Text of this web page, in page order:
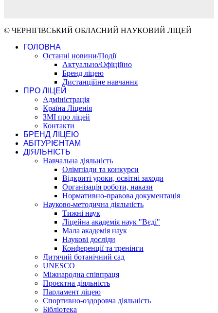
© ЧЕРНІГІВСЬКИЙ ОБЛАСНИЙ НАУКОВИЙ ЛІЦЕЙ
ГОЛОВНА
Останні новини/Події
Актуально/Офіційно
Бренд ліцею
Дистанційне навчання
ПРО ЛІЦЕЙ
Адміністрація
Країна Ліценія
ЗМІ про ліцей
Контакти
БРЕНД ЛІЦЕЮ
АБІТУРІЄНТАМ
ДІЯЛЬНІСТЬ
Навчальна діяльність
Олімпіади та конкурси
Відкриті уроки, освітні заходи
Організація роботи, накази
Нормативно-правова документація
Науково-методична діяльність
Тижні наук
Ліцейна академія наук "Вєді"
Мала академія наук
Наукові досліди
Конференції та тренінги
Дитячий ботанічний сад
UNESCO
Міжнародна співпраця
Проєктна діяльність
Парламент ліцею
Спортивно-оздоровча діяльність
Бібліотека